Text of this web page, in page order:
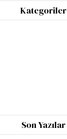
Kategoriler
Son Yazılar